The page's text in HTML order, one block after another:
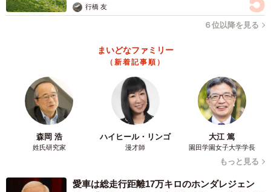
また、「知識や正しい情報がなくて困った経験」について
の仕組み」（58.6％、40.9％）、男子高校生の母親は「安
全な避妊方法」（55.6％）、女子高校生の父親は「妊娠の
仕組み」（56.5％）がそれぞれ最多となりました。
行橋 友
６位以降を見る
まいどなファミリー
（新着記事順）
森岡 浩
姓氏研究家
ハイヒール・リンゴ
漫才師
大江 篤
園田学園女子大学学長
もっと見る
愛車は総走行距離17万キロのホンダレジェン